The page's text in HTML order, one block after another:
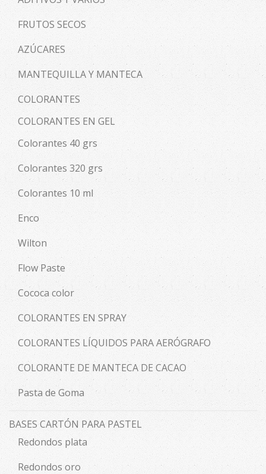
FRUTOS SECOS
AZÚCARES
MANTEQUILLA Y MANTECA
COLORANTES
COLORANTES EN GEL
Colorantes 40 grs
Colorantes 320 grs
Colorantes 10 ml
Enco
Wilton
Flow Paste
Cococa color
COLORANTES EN SPRAY
COLORANTES LÍQUIDOS PARA AERÓGRAFO
COLORANTE DE MANTECA DE CACAO
Pasta de Goma
BASES CARTÓN PARA PASTEL
Redondos plata
Redondos oro